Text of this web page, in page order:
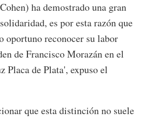
ha demostrado una gran
es por esta razón que
oportuno reconocer su labor
de Francisco Morazán en el
Placa de Plata', expuso el
que esta distinción no suele